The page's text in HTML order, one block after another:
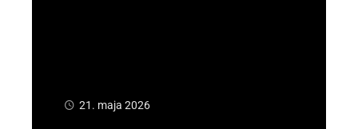
21. maja 2026